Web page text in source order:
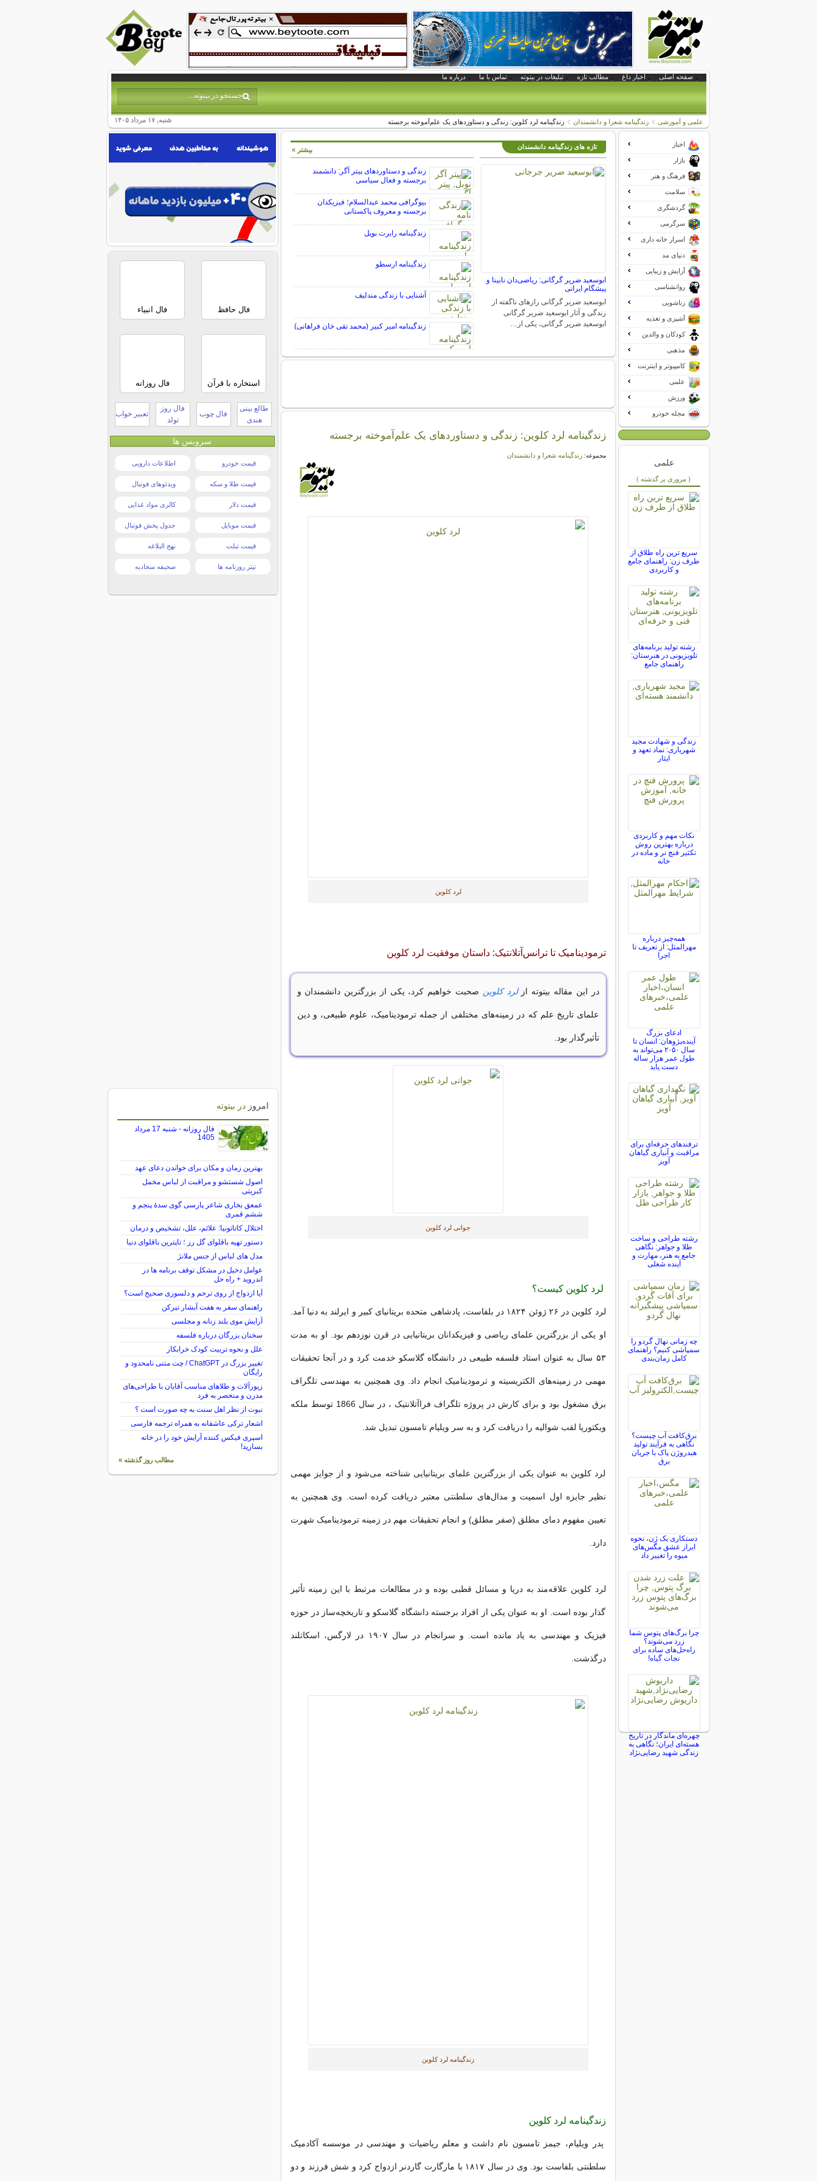
صفحه اصلی اخبار داغ مطالب تازه تبلیغات در بیتوته تماس با ما درباره ما
شنبه, ۱۷ مرداد ۱۴۰۵ علمی و آموزشی زندگینامه شعرا و دانشمندان زندگینامه لرد کلوین: زندگی و دستاوردهای یک علم‌آموخته برجسته
تازه های زندگینامه دانشمندان
ابوسعید ضریر گرگانی: ریاضی‌دان نابینا و
پیشگام ایرانی
ابوسعید ضریر گرگانی رازهای ناگفته از
زندگی و آثار ابوسعید ضریر گرگانی
ابوسعید ضریر گرگانی، یکی از…
زندگی و دستاوردهای پیتر آگر: دانشمند
برجسته و فعال سیاسی
بیوگرافی محمد عبدالسلام؛ فیزیکدان
برجسته و معروف پاکستانی
زندگینامه رابرت بویل
زندگینامه ارسطو
آشنایی با زندگی مندلیف
زندگینامه امیر کبیر (محمد تقی خان فراهانی)
بیشتر »
زندگینامه لرد کلوین: زندگی و دستاوردهای یک علم‌آموخته برجسته
مجموعه:زندگینامه شعرا و دانشمندان
لرد کلوین
ترمودینامیک تا ترانس‌آتلانتیک: داستان موفقیت لرد کلوین
در این مقاله بیتوته ازلرد کلوین صحبت خواهیم کرد، یکی از بزرگترین دانشمندان و
علمای تاریخ علم که در زمینه‌های مختلفی از جمله ترمودینامیک، علوم طبیعی، و دین
تأثیرگذار بود.
جوانی لرد کلوین
لرد کلوین کیست؟
لرد کلوین در ۲۶ ژوئن ۱۸۲۴ در بلفاست، پادشاهی متحده بریتانیای کبیر و ایرلند به دنیا آمد.
او یکی از بزرگترین علمای ریاضی و فیزیکدانان بریتانیایی در قرن نوزدهم بود. او به مدت
۵۳ سال به عنوان استاد فلسفه طبیعی در دانشگاه گلاسکو خدمت کرد و در آنجا تحقیقات
مهمی در زمینه‌های الکتریسیته و ترمودینامیک انجام داد. وی همچنین به مهندسی تلگراف
برق مشغول بود و برای کارش در پروژه تلگراف فراآتلانتیک ، در سال 1866 توسط ملکه
ویکتوریا لقب شوالیه را دریافت کرد و به سر ویلیام تامسون تبدیل شد.
لرد کلوین به عنوان یکی از بزرگترین علمای بریتانیایی شناخته می‌شود و از جوایز مهمی
نظیر جایزه اول اسمیت و مدال‌های سلطنتی معتبر دریافت کرده است. وی همچنین به
تعیین مفهوم دمای مطلق (صفر مطلق) و انجام تحقیقات مهم در زمینه ترمودینامیک شهرت
دارد.
لرد کلوین علاقه‌مند به دریا و مسائل قطبی بوده و در مطالعات مرتبط با این زمینه تأثیر
گذار بوده است. او به عنوان یکی از افراد برجسته دانشگاه گلاسکو و تاریخچه‌ساز در حوزه
فیزیک و مهندسی به یاد مانده است. و سرانجام در سال ۱۹۰۷ در لارگس، اسکاتلند
درگذشت.
زندگینامه لرد کلوین
زندگینامه لرد کلوین
پدر ویلیام، جیمز تامسون نام داشت و معلم ریاضیات و مهندسی در موسسه آکادمیک
سلطنتی بلفاست بود. وی در سال ۱۸۱۷ با مارگارت گاردنر ازدواج کرد و شش فرزند و دو
اخبار
بازار
فرهنگ و هنر
سلامت
گردشگری
سرگرمی
اسرار خانه داری
دنیای مد
آرایش و زیبایی
روانشناسی
زناشویی
آشپزی و تغذیه
کودکان و والدین
مذهبی
کامپیوتر و اینترنت
علمی
ورزش
مجله خودرو
علمی
( مروری بر گذشته )
سریع ترین راه طلاق از
طرف زن: راهنمای جامع
و کاربردی
رشته تولید برنامه‌های
تلویزیونی در هنرستان:
راهنمای جامع
زندگی و شهادت مجید
شهریاری: نماد تعهد و
ایثار
نکات مهم و کاربردی
درباره بهترین روش
تکثیر فنچ نر و ماده در
خانه
همه‌چیز درباره
مهرالمثل: از تعریف تا
اجرا
ادعای بزرگ
آینده‌پژوهان: انسان تا
سال ۲۰۵۰ می‌تواند به
طول عمر هزار ساله
دست یابد
ترفندهای حرفه‌ای برای
مراقبت و آبیاری گیاهان
آویز
رشته طراحی و ساخت
طلا و جواهر: نگاهی
جامع به هنر، مهارت و
آینده شغلی
چه زمانی نهال گردو را
سمپاشی کنیم؟ راهنمای
کامل زمان‌بندی
برق‌کافت آب چیست؟
نگاهی به فرآیند تولید
هیدروژن پاک با جریان
برق
دستکاری یک ژن، نحوه
ابراز عشق مگس‌های
میوه را تغییر داد
چرا برگ‌های پتوس شما
زرد می‌شوند؟
راه‌حل‌های ساده برای
نجات گیاه!
چهره‌ای ماندگار در تاریخ
هسته‌ای ایران؛ نگاهی به
زندگی شهید رضایی‌نژاد
فال حافظ فال انبیاء
استخاره با قرآن فال روزانه
طالع بینی
هندی
فال چوب
فال روز
تولد
تعبیر خواب
سرویس ها
قیمت خودرو اطلاعات دارویی
قیمت طلا و سکه ویدئوهای فوتبال
قیمت دلار کالری مواد غذایی
قیمت موبایل جدول پخش فوتبال
قیمت تبلت نهج البلاغه
تیتر روزنامه ها صحیفه سجادیه
امروز در بیتوته
فال روزانه - شنبه 17 مرداد
1405
بهترین زمان و مکان برای خواندن دعای عهد
اصول شستشو و مراقبت از لباس مخمل
کبریتی
عمعق بخاری شاعر پارسی گوی سدهٔ پنجم و
ششم قمری
اختلال کاتاتونیا: علائم، علل، تشخیص و درمان
دستور تهیه باقلوای گل رز ؛ تاپترین باقلوای دنیا
مدل های لباس از جنس ملانژ
عوامل دخیل در مشکل توقف برنامه ها در
اندروید + راه حل
آیا ازدواج از روی ترحم و دلسوزی صحیح است؟
راهنمای سفر به هفت آبشار تیرکن
آرایش موی بلند زنانه و مجلسی
سخنان بزرگان درباره فلسفه
علل و نحوه تربیت کودک خرابکار
تغییر بزرگ در ChatGPT / چت متنی نامحدود و
رایگان
زیورآلات و طلاهای مناسب آقایان با طراحی‌های
مدرن و منحصر به فرد
نبوت از نظر اهل سنت به چه صورت است ؟
اشعار ترکی عاشقانه به همراه ترجمه فارسی
اسپری فیکس کننده آرایش خود را در خانه
بسازید!
مطالب روز گذشته »